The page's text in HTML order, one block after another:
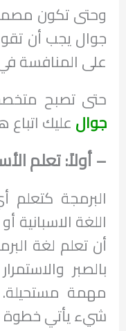
وحتى تكون
جوال يجب أن
على المنافسة
حتى تصبح
جوال عليك
– أولاً: تعلم
البرمجة
اللغة الاسبانية
أن تعلم لغة
بالصبر
مهمة
شيء يأتي